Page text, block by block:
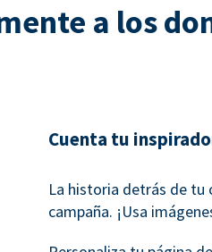
a los
Cuenta tu
La historia detrás de tu
campaña. ¡Usa